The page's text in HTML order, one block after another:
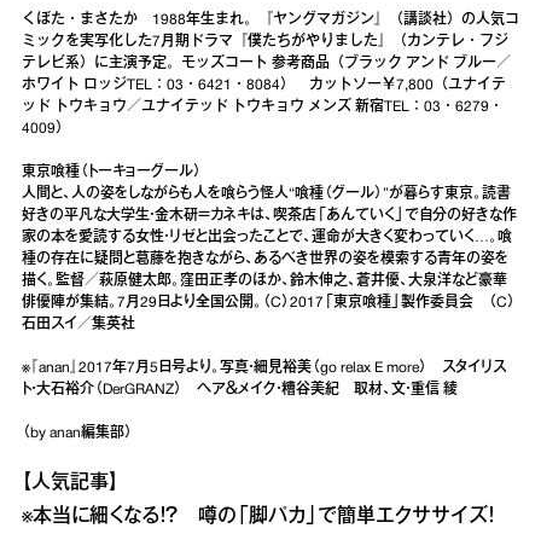
くぼた・まさたか 1988年生まれ。『ヤングマガジン』（講談社）の人気コ
ミックを実写化した7月期ドラマ『僕たちがやりました』（カンテレ・フジ
テレビ系）に主演予定。モッズコート 参考商品（ブラック アンド ブルー／
ホワイト ロッジTEL：03・6421・8084） カットソー￥7,800（ユナイテ
ッド トウキョウ／ユナイテッド トウキョウ メンズ 新宿TEL：03・6279・
4009）
東京喰種（トーキョーグール）
人間と、人の姿をしながらも人を喰らう怪人“喰種（グール）”が暮らす東京。読書
好きの平凡な大学生・金木研＝カネキは、喫茶店「あんていく」で自分の好きな作
家の本を愛読する女性・リゼと出会ったことで、運命が大きく変わっていく…。喰
種の存在に疑問と葛藤を抱きながら、あるべき世界の姿を模索する青年の姿を
描く。監督／萩原健太郎。窪田正孝のほか、鈴木伸之、蒼井優、大泉洋など豪華
俳優陣が集結。7月29日より全国公開。（C）2017「東京喰種」製作委員会 （C）
石田スイ／集英社
※『anan』2017年7月5日号より。写真・細見裕美（go relax E more） スタイリス
ト・大石裕介（DerGRANZ） ヘア＆メイク・糟谷美紀 取材、文・重信 綾
（by anan編集部）
【人気記事】
※本当に細くなる！？ 噂の「脚パカ」で簡単エクササイズ！